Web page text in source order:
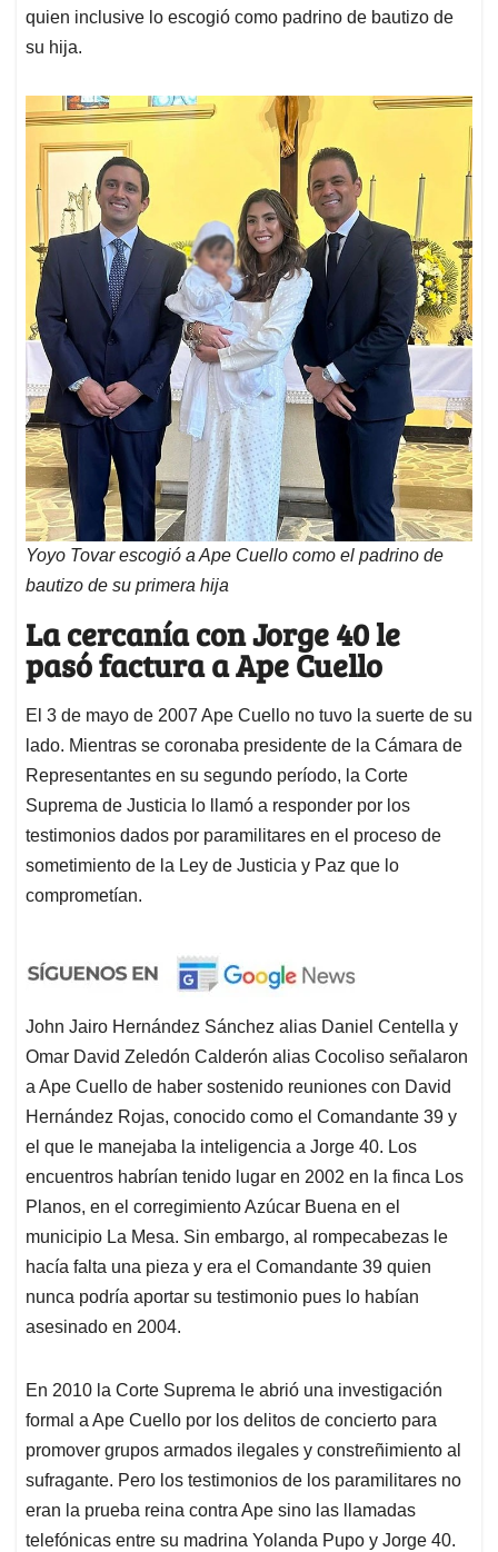
quien inclusive lo escogió como padrino de bautizo de
su hija.
Yoyo Tovar escogió a Ape Cuello como el padrino de
bautizo de su primera hija
La cercanía con Jorge 40 le
pasó factura a Ape Cuello
El 3 de mayo de 2007 Ape Cuello no tuvo la suerte de su
lado. Mientras se coronaba presidente de la Cámara de
Representantes en su segundo período, la Corte
Suprema de Justicia lo llamó a responder por los
testimonios dados por paramilitares en el proceso de
sometimiento de la Ley de Justicia y Paz que lo
comprometían.
John Jairo Hernández Sánchez alias Daniel Centella y
Omar David Zeledón Calderón alias Cocoliso señalaron
a Ape Cuello de haber sostenido reuniones con David
Hernández Rojas, conocido como el Comandante 39 y
el que le manejaba la inteligencia a Jorge 40. Los
encuentros habrían tenido lugar en 2002 en la finca Los
Planos, en el corregimiento Azúcar Buena en el
municipio La Mesa. Sin embargo, al rompecabezas le
hacía falta una pieza y era el Comandante 39 quien
nunca podría aportar su testimonio pues lo habían
asesinado en 2004.
En 2010 la Corte Suprema le abrió una investigación
formal a Ape Cuello por los delitos de concierto para
promover grupos armados ilegales y constreñimiento al
sufragante. Pero los testimonios de los paramilitares no
eran la prueba reina contra Ape sino las llamadas
telefónicas entre su madrina Yolanda Pupo y Jorge 40.